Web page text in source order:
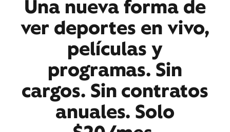
Una nueva forma de
ver deportes en vivo,
películas y
programas. Sin
cargos. Sin contratos
anuales. Solo